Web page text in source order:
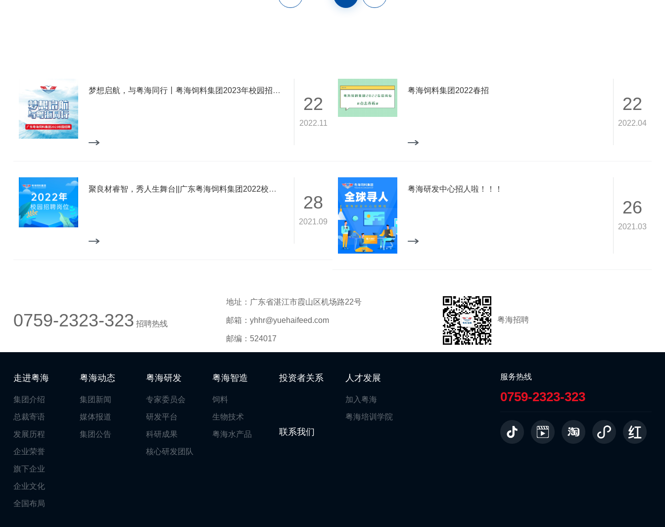
梦想启航，与粤海同行丨粤海饲料集团2023年校园招聘简介
22
2022.11
粤海饲料集团2022春招
22
2022.04
聚良材睿智，秀人生舞台||广东粤海饲料集团2022校园招聘岗位
28
2021.09
粤海研发中心招人啦！！！
26
2021.03
0759-2323-323 招聘热线
地址：广东省湛江市霞山区机场路22号
邮箱：yhhr@yuehaifeed.com
邮编：524017
粤海招聘
走进粤海
集团介绍
总裁寄语
发展历程
企业荣誉
旗下企业
企业文化
全国布局
粤海动态
集团新闻
媒体报道
集团公告
粤海研发
专家委员会
研发平台
科研成果
核心研发团队
粤海智造
饲料
生物技术
粤海水产品
投资者关系 人才发展
加入粤海
粤海培训学院
联系我们
服务热线
0759-2323-323